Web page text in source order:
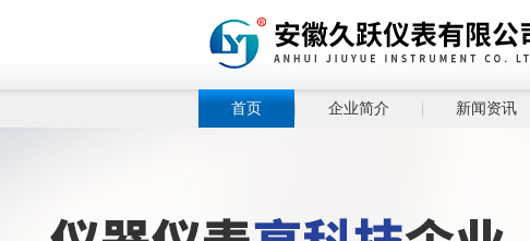
首页 企业简介 新闻资讯